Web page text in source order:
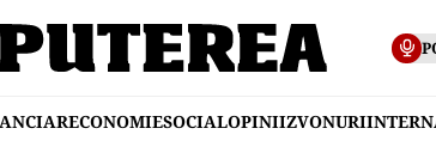
ECONOMIESOCIALOPINIIZVONURI